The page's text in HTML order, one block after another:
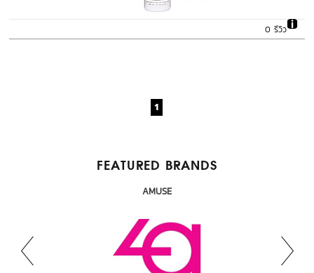
0 รีวิว
1
FEATURED BRANDS
AMUSE